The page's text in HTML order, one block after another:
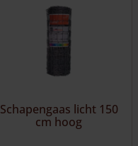
Schapengaas licht 150
cm hoog